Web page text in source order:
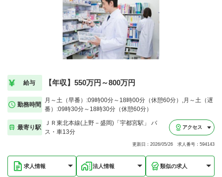
給与 【年収】550万円～800万円
勤務時間
月～土（早番）:09時00分～18時00分（休憩60分）,月～土（遅
番）:09時30分～18時30分（休憩60分）
最寄り駅
ＪＲ東北本線(上野－盛岡)「宇都宮駅」 バ
ス・車13分
アクセス
更新日：2026/05/26 求人番号：594143
求人情報 法人情報 類似の求人